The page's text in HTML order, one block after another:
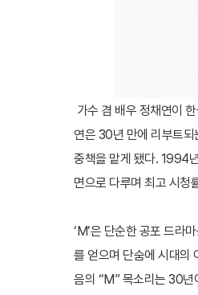
가수 겸 배우 정채연이
연은 30년 만에 리부트
중책을 맡게 됐다. 1994
면으로 다루며 최고 시청
‘M’은 단순한 공포 드라
를 얻으며 단숨에 시대의
음의 “M” 목소리는 30년